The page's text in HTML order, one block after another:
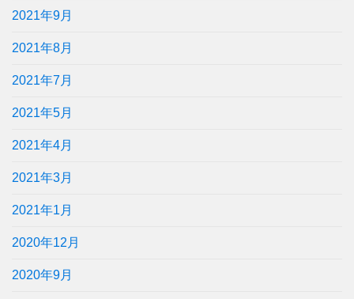
2021年9月
2021年8月
2021年7月
2021年5月
2021年4月
2021年3月
2021年1月
2020年12月
2020年9月